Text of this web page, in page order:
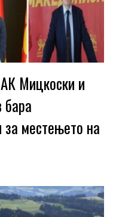
Мицкоски и
за местењето на